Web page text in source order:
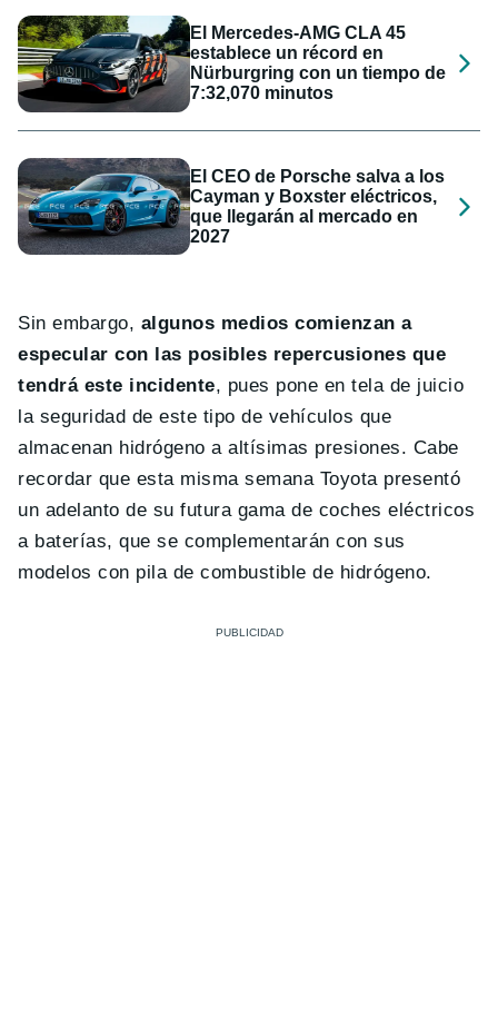
El Mercedes-AMG CLA 45
establece un récord en
Nürburgring con un tiempo de
7:32,070 minutos
El CEO de Porsche salva a los
Cayman y Boxster eléctricos,
que llegarán al mercado en
2027
Sin embargo, algunos medios comienzan a
especular con las posibles repercusiones que
tendrá este incidente, pues pone en tela de juicio
la seguridad de este tipo de vehículos que
almacenan hidrógeno a altísimas presiones. Cabe
recordar que esta misma semana Toyota presentó
un adelanto de su futura gama de coches eléctricos
a baterías, que se complementarán con sus
modelos con pila de combustible de hidrógeno.